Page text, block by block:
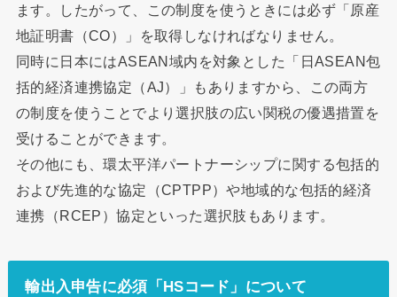
ます。したがって、この制度を使うときには必ず「原産
地証明書（CO）」を取得しなければなりません。
同時に日本にはASEAN域内を対象とした「日ASEAN包
括的経済連携協定（AJ）」もありますから、この両方
の制度を使うことでより選択肢の広い関税の優遇措置を
受けることができます。
その他にも、環太平洋パートナーシップに関する包括的
および先進的な協定（CPTPP）や地域的な包括的経済
連携（RCEP）協定といった選択肢もあります。
輸出入申告に必須「HSコード」について